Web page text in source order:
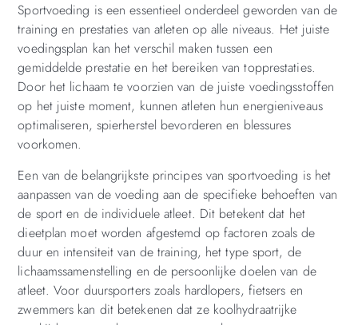
Sportvoeding is een essentieel onderdeel geworden van de
training en prestaties van atleten op alle niveaus. Het juiste
voedingsplan kan het verschil maken tussen een
gemiddelde prestatie en het bereiken van topprestaties.
Door het lichaam te voorzien van de juiste voedingsstoffen
op het juiste moment, kunnen atleten hun energieniveaus
optimaliseren, spierherstel bevorderen en blessures
voorkomen.
Een van de belangrijkste principes van sportvoeding is het
aanpassen van de voeding aan de specifieke behoeften van
de sport en de individuele atleet. Dit betekent dat het
dieetplan moet worden afgestemd op factoren zoals de
duur en intensiteit van de training, het type sport, de
lichaamssamenstelling en de persoonlijke doelen van de
atleet. Voor duursporters zoals hardlopers, fietsers en
zwemmers kan dit betekenen dat ze koolhydraatrijke